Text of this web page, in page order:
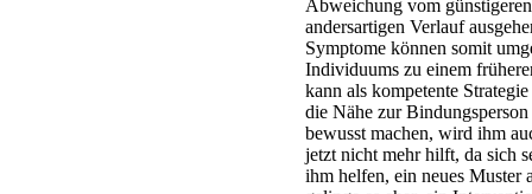
Abweichung vom
andersartigen Verlauf
Symptome können somit
Individuums zu einem
kann als kompetente
die Nähe zur
bewusst machen, wird ihm
jetzt nicht mehr hilft, da sich
ihm helfen, ein neues Muster